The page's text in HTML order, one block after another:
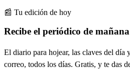
📰 Tu edición de hoy
Recibe el periódico de
El diario para hojear, las claves del
correo, todos los días. Gratis, y te das